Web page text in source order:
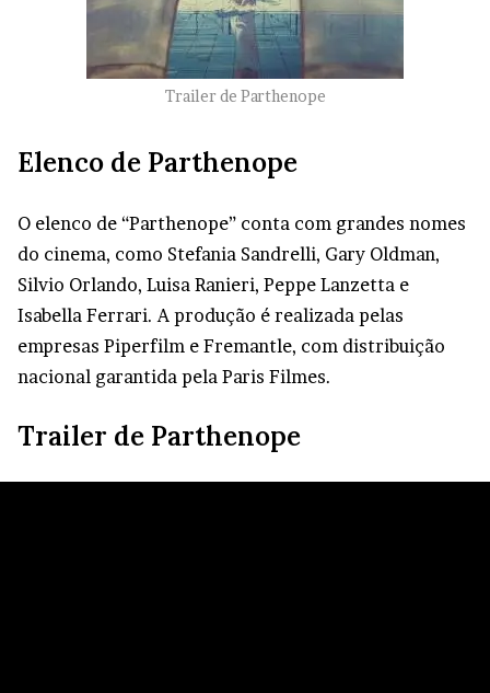
Trailer de Parthenope
Elenco de Parthenope
O elenco de “Parthenope” conta com grandes nomes
do cinema, como Stefania Sandrelli, Gary Oldman,
Silvio Orlando, Luisa Ranieri, Peppe Lanzetta e
Isabella Ferrari. A produção é realizada pelas
empresas Piperfilm e Fremantle, com distribuição
nacional garantida pela Paris Filmes.
Trailer de Parthenope